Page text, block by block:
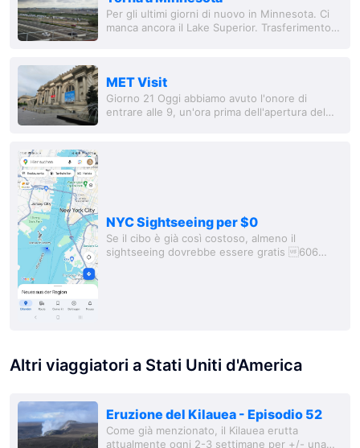
Per gli ultimi giorni di nuovo in Minnesota. Ci
manca ancora il Lake Superior. Trasferimento
MET Visit
Giorno 21 Oggi abbiamo avuto l'onore di
entrare alle 9, un'ora prima dell'apertura del
NYC Sightseeing per $0
Se il cibo è già così costoso, almeno il
sightseeing dovrebbe essere gratis 606
Altri viaggiatori a Stati Uniti d'America
Eruzione del Kilauea - Episodio 52
Come già menzionato, il Kilauea erutta
attualmente ogni 2-3 settimane per +/- una